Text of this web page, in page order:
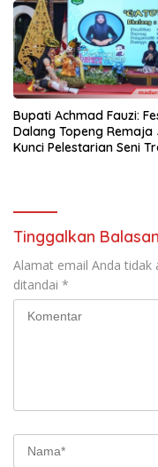
Bupati Achmad Fauzi:
Dalang Topeng Remaja
Kunci Pelestarian Seni
Tinggalkan Balasan
Alamat email Anda tidak
ditandai *